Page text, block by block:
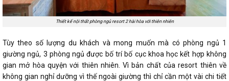
Thiết kế nội thất phòng ngủ resort 2 hài hòa với thiên nhiên
Tùy theo số lượng du khách và mong muốn mà có phòng ngủ 1
giường ngủ, 3 phòng ngủ được bố trí bố cục khoa học kết hợp không
gian mở hòa quyện với thiên nhiên. Vì bản chất của resort thiên về
không gian nghỉ dưỡng vì thế ngoài giường thì chỉ cần một vài chi tiết